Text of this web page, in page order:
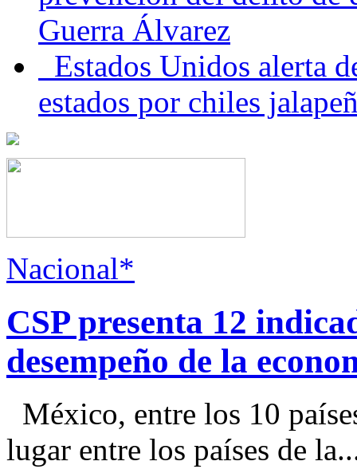
Guerra Álvarez
Estados Unidos alerta
estados por chiles
Nacional*
CSP presenta 12
desempeño de la
México, entre los 10
lugar entre los países de